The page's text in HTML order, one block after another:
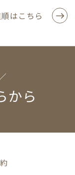
はこちら
から